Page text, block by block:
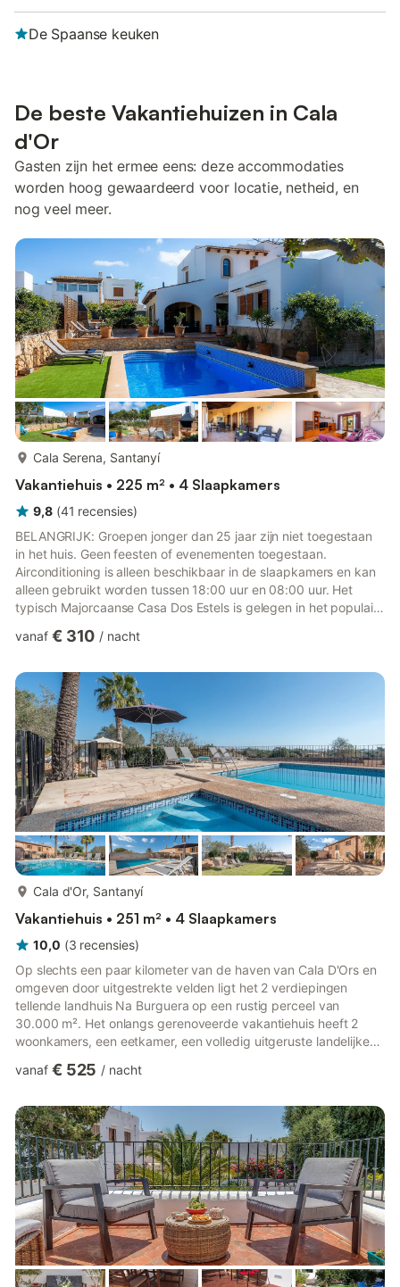
De Spaanse keuken
De beste Vakantiehuizen in Cala
d'Or
Gasten zijn het ermee eens: deze accommodaties
worden hoog gewaardeerd voor locatie, netheid, en
nog veel meer.
Cala Serena, Santanyí
Vakantiehuis • 225 m² • 4 Slaapkamers
9,8 (41 recensies)
BELANGRIJK: Groepen jonger dan 25 jaar zijn niet toegestaan
in het huis. Geen feesten of evenementen toegestaan.
Airconditioning is alleen beschikbaar in de slaapkamers en kan
alleen gebruikt worden tussen 18:00 uur en 08:00 uur. Het
typisch Majorcaanse Casa Dos Estels is gelegen in het populaire
is geschikt voor 7 personen. Het ruime herenhuis, perfect voor
woonkamer, een goed uitgeruste keuken, 4 slaapkamers (twee
met een tweepersoonsbed, een met 2 eenpersoonsbed...
vanaf € 310 / nacht
Cala d'Or, Santanyí
Vakantiehuis • 251 m² • 4 Slaapkamers
10,0 (3 recensies)
Op slechts een paar kilometer van de haven van Cala D'Ors en
omgeven door uitgestrekte velden ligt het 2 verdiepingen
tellende landhuis Na Burguera op een rustig perceel van
30.000 m². Het onlangs gerenoveerde vakantiehuis heeft 2
woonkamers, een eetkamer, een volledig uitgeruste landelijke
kingsize bed, 3 met elk 2 eenpersoonsbedden) evenals 3
voorzieningen van de kindvriendelijke finca behoren ook Wi-Fi,
airconditioning, een open haard, een houtkachel, satelliet-tv,
een babybedj...
vanaf € 525 / nacht